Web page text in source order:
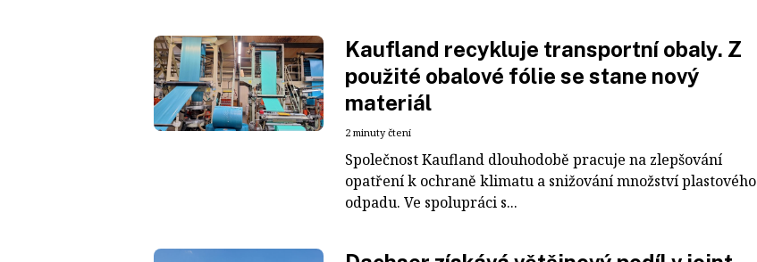
Kaufland recykluje transportní obaly. Z
použité obalové fólie se stane nový
materiál
2 minuty čtení
Společnost Kaufland dlouhodobě pracuje na zlepšování
opatření k ochraně klimatu a snižování množství plastového
odpadu. Ve spolupráci s...